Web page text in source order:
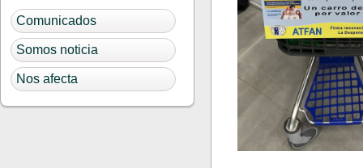
Comunicados
Somos noticia
Nos afecta